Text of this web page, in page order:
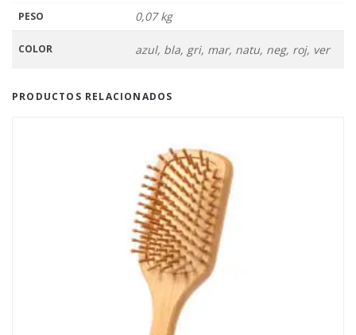
PESO 0,07 kg
COLOR azul, bla, gri, mar, natu, neg, roj, ver
PRODUCTOS RELACIONADOS